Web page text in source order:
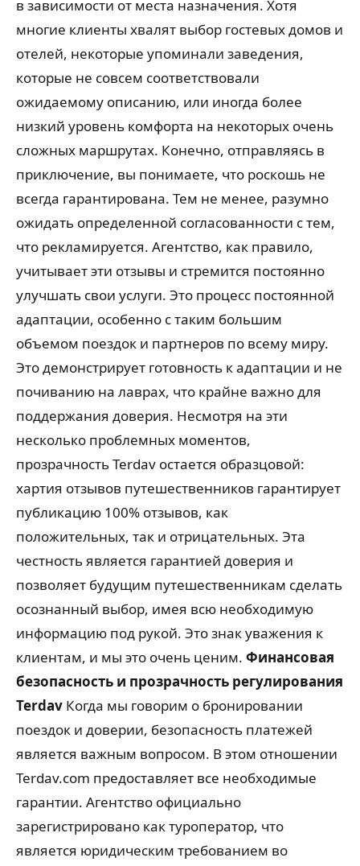
в зависимости от места назначения. Хотя
многие клиенты хвалят выбор гостевых домов и
отелей, некоторые упоминали заведения,
которые не совсем соответствовали
ожидаемому описанию, или иногда более
низкий уровень комфорта на некоторых очень
сложных маршрутах. Конечно, отправляясь в
приключение, вы понимаете, что роскошь не
всегда гарантирована. Тем не менее, разумно
ожидать определенной согласованности с тем,
что рекламируется. Агентство, как правило,
учитывает эти отзывы и стремится постоянно
улучшать свои услуги. Это процесс постоянной
адаптации, особенно с таким большим
объемом поездок и партнеров по всему миру.
Это демонстрирует готовность к адаптации и не
почиванию на лаврах, что крайне важно для
поддержания доверия. Несмотря на эти
несколько проблемных моментов,
прозрачность Terdav остается образцовой:
хартия отзывов путешественников гарантирует
публикацию 100% отзывов, как
положительных, так и отрицательных. Эта
честность является гарантией доверия и
позволяет будущим путешественникам сделать
осознанный выбор, имея всю необходимую
информацию под рукой. Это знак уважения к
клиентам, и мы это очень ценим. Финансовая
безопасность и прозрачность регулирования
Terdav Когда мы говорим о бронировании
поездок и доверии, безопасность платежей
является важным вопросом. В этом отношении
Terdav.com предоставляет все необходимые
гарантии. Агентство официально
зарегистрировано как туроператор, что
является юридическим требованием во